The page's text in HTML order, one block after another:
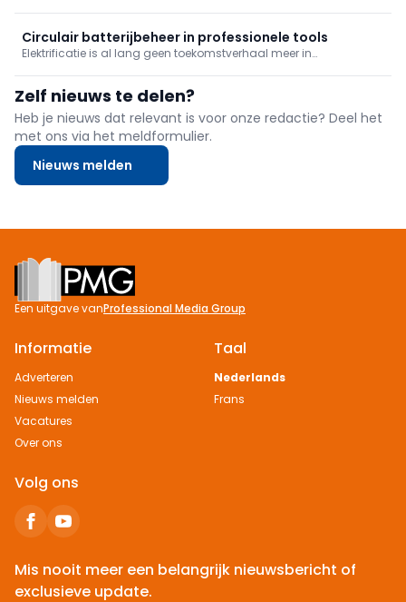
rubberen potje.
Circulair batterijbeheer in professionele tools
Elektrificatie is al lang geen toekomstverhaal meer in
toestellen op batterijen.
Zelf nieuws te delen?
Heb je nieuws dat relevant is voor onze redactie? Deel het
met ons via het meldformulier.
Nieuws melden
Footer
Een uitgave vanProfessional Media Group
Informatie
Adverteren
Nieuws melden
Vacatures
Over ons
Taal
Nederlands
Frans
Volg ons
Mis nooit meer een belangrijk nieuwsbericht of
exclusieve update.